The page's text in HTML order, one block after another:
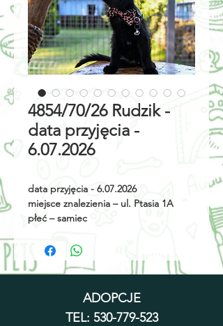
4854/70/26 Rudzik -
data przyjęcia -
6.07.2026
data przyjęcia - 6.07.2026
miejsce znalezienia – ul. Ptasia 1A
płeć – samiec
umaszczenie – czarny
wielkość - kociak
cechy szczególne - brak
ADOPCJE
TEL: 530-779-523